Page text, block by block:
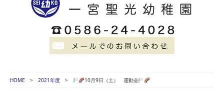
HOME 2021年度 10月9日（土） 運動会